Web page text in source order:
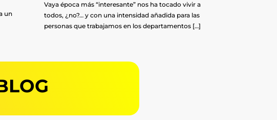
un
Vaya época más “interesante” nos ha tocado vivir a
todos, ¿no?… y con una intensidad añadida para las
personas que trabajamos en los departamentos […]